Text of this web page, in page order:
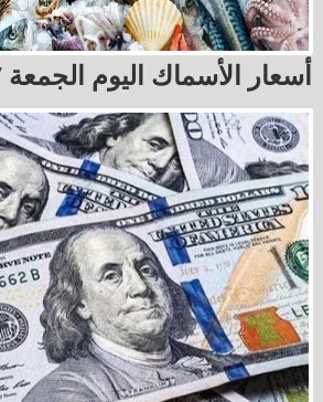
أسعار الأسماك اليوم الجمعة 7 أغسطس